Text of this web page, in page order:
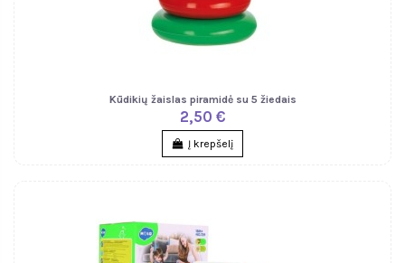
Kūdikių žaislas piramidė su 5 žiedais
2,50 €
Į krepšelį